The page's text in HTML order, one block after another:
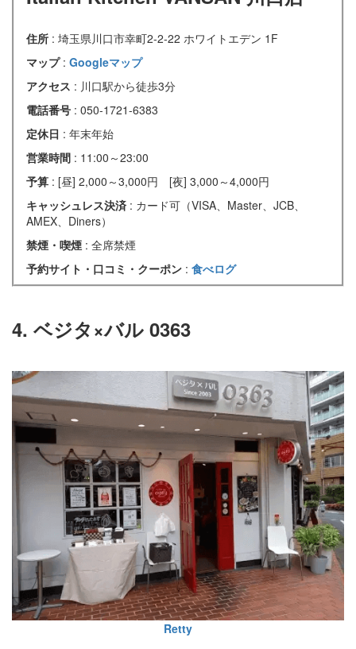
住所 : 埼玉県川口市幸町2-2-22 ホワイトエデン 1F
マップ : Googleマップ
アクセス : 川口駅から徒歩3分
電話番号 : 050-1721-6383
定休日 : 年末年始
営業時間 : 11:00～23:00
予算 : [昼] 2,000～3,000円 [夜] 3,000～4,000円
キャッシュレス決済 : カード可（VISA、Master、JCB、
AMEX、Diners）
禁煙・喫煙 : 全席禁煙
予約サイト・口コミ・クーポン : 食べログ
4. ベジタ×バル 0363
Retty